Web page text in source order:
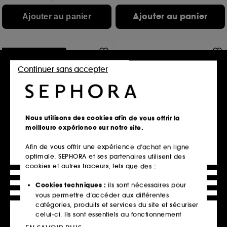
Ajouter au panier Ajouter au panier
La Nuit de L'Homme
Eau de Toilette ambrée fraiche
942
67,50€
Prix d'origine : 90,00€ -25%
112,50€ 100ml
Option gravure
3 contenances disponibles
Ajouter au panier
Born in Roma Donna
3274
127,50€
Prix d'origine : 170,00€
127,50€ /100ml
3 contenances disponibles
Ajouter au panier
Nous utilisons des cookies afin de vous offrir la
meilleure expérience sur notre site.
Afin de vous offrir une expérience d’achat en ligne
optimale, SEPHORA et ses partenaires utilisent des
cookies et autres traceurs, tels que des :
Cookies techniques : ils sont nécessaires pour
vous permettre d’accéder aux différentes
catégories, produits et services du site et sécuriser
celui-ci. Ils sont essentiels au fonctionnement
technique du site et ne peuvent être désactivés.
Continuer sans accepter